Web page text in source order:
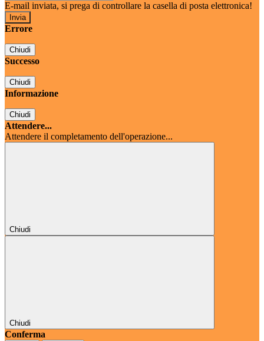
E-mail inviata, si prega di controllare la casella di posta elettronica!
Errore
Chiudi
Successo
Chiudi
Informazione
Chiudi
Attendere...
Attendere il completamento dell'operazione...
Chiudi
Chiudi
Conferma